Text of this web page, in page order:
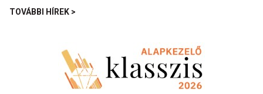
TOVÁBBI HÍREK >